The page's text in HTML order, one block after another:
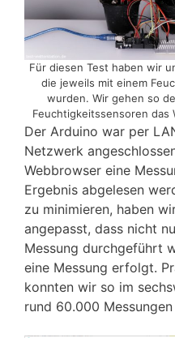
Für diesen Test haben wir
die jeweils mit einem
wurden. Wir gehen so
Feuchtigkeitssensoren das
Der Arduino war per
Netzwerk
Webbrowser eine
Ergebnis abgelesen
zu minimieren, haben
angepasst, dass nicht
Messung durchgeführt
eine Messung erfolgt.
konnten wir so im
rund 60.000